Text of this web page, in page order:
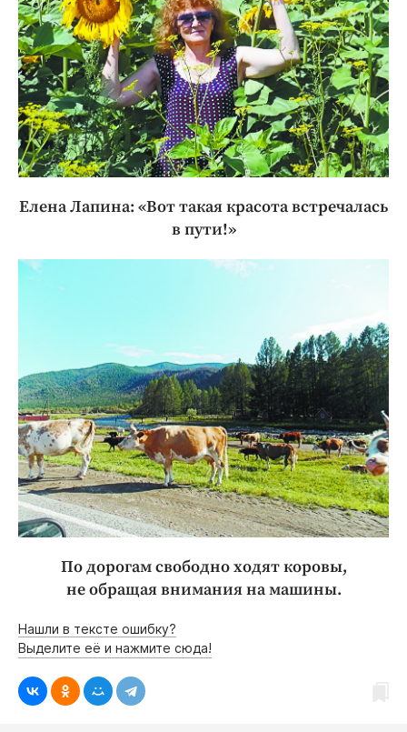
Елена Лапина: «Вот такая красота встречалась
в пути!»
По дорогам свободно ходят коровы,
не обращая внимания на машины.
Нашли в тексте ошибку?
Выделите её и нажмите сюда!